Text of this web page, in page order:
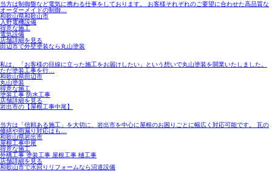
当方は制御盤など電気に携わる仕事をしております。 お客様それぞれのご要望に合わせた高品質な
オーダーメイドの制御…
和歌山県和歌山市
入野電機設備
得意な施工
電気設備
店舗詳細を見る
田辺市で外壁塗装なら丸山塗装
私は、「お客様の目線に立った施工をお届けしたい」という想いで丸山塗装を開業いたしました。
ただ塗装工事を行…
和歌山県田辺市
丸山塗装
得意な施工
塗装工事 防水工事
店舗詳細を見る
岩出市の【屋根工事中尾】
当方は「信頼ある施工」を大切に、岩出市を中心に屋根のお困りごとに幅広く対応可能です。 瓦の
修繕や雨漏り対応はも…
和歌山県岩出市
屋根工事中尾
得意な施工
外構工事 塗装工事 屋根工事 樋工事
店舗詳細を見る
和歌山市で水回りリフォームなら沼道設備